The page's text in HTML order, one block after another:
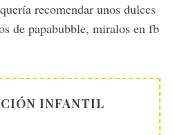
recomendar unos dulces
de papabubble, miralos en fb
INFANTIL